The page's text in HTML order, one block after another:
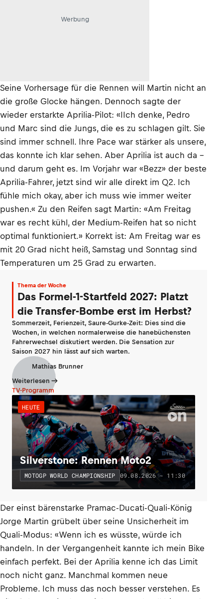
Werbung
Seine Vorhersage für die Rennen will Martin nicht an
die große Glocke hängen. Dennoch sagte der
wieder erstarkte Aprilia-Pilot: «IIch denke, Pedro
und Marc sind die Jungs, die es zu schlagen gilt. Sie
sind immer schnell. Ihre Pace war stärker als unsere,
das konnte ich klar sehen. Aber Aprilia ist auch da –
und darum geht es. Im Vorjahr war «Bezz» der beste
Aprilia-Fahrer, jetzt sind wir alle direkt im Q2. Ich
fühle mich okay, aber ich muss wie immer weiter
pushen.« Zu den Reifen sagt Martin: «Am Freitag
war es recht kühl, der Medium-Reifen hat so nicht
optimal funktioniert.» Korrekt ist: Am Freitag war es
mit 20 Grad nicht heiß, Samstag und Sonntag sind
Temperaturen um 25 Grad zu erwarten.
Thema der Woche
Das Formel-1-Startfeld 2027: Platzt
die Transfer-Bombe erst im Herbst?
Sommerzeit, Ferienzeit, Saure-Gurke-Zeit: Dies sind die
Wochen, in welchen normalerweise die hanebüchensten
Fahrerwechsel diskutiert werden. Die Sensation zur
Saison 2027 hin lässt auf sich warten.
Mathias Brunner
Weiterlesen
TV-Programm
HEUTE
Silverstone: Rennen Moto2
MOTOGP WORLD CHAMPIONSHIP 09.08.2026 - 11:30
Der einst bärenstarke Pramac-Ducati-Quali-König
Jorge Martin grübelt über seine Unsicherheit im
Quali-Modus: «Wenn ich es wüsste, würde ich
handeln. In der Vergangenheit kannte ich mein Bike
einfach perfekt. Bei der Aprilia kenne ich das Limit
noch nicht ganz. Manchmal kommen neue
Probleme. Ich muss das noch besser verstehen. Es